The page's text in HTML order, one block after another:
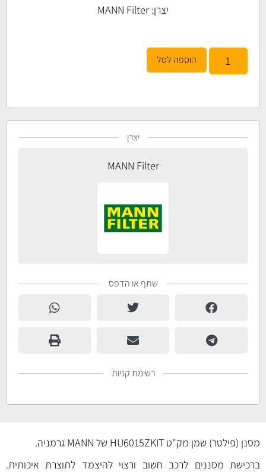
יצרן: MANN Filter
הוספה לסל
יצרן
MANN Filter
שתף או הדפס
רשימת קניות
מסנן (פילטר) שמן מק"ט HU6015ZKIT של MANN גרמניה.
ברכישת מסננים לרכב חשוב ורצוי להיצמד לתוצרת איכותית.